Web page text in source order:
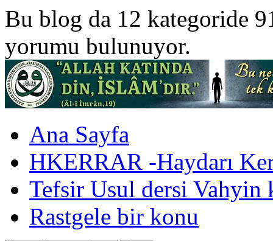
Bu blog da 12 kategoride
yorumu bulunuyor.
Ana Sayfa
HKERRAR -Haydarı
Tefsir Usul dersi Vahyin
Rastgele bir konu